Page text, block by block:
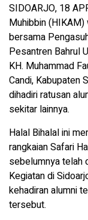
SIDOARJO, 18
Muhibbin
bersama
Pesantren Bahrul
KH. Muhammad
Candi, Kabupaten
dihadiri ratusan
sekitar lainnya.
Halal Bihalal ini
rangkaian Safari
sebelumnya telah
Kegiatan di
kehadiran alumni
tersebut.